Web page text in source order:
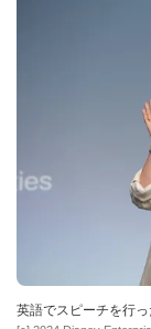
英語でスピーチを行